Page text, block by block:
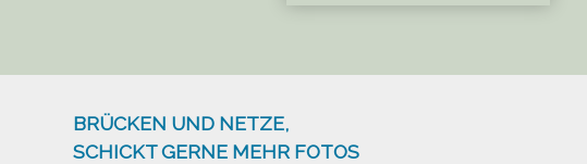
BRÜCKEN UND NETZE,
SCHICKT GERNE MEHR FOTOS